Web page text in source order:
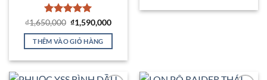
Được xếp
hạng55
sao
₫1,650,000 Giá
gốc
là:
₫1,650,000.
₫1,590,000Giá
tại
THÊM VÀO GIỎ HÀNG